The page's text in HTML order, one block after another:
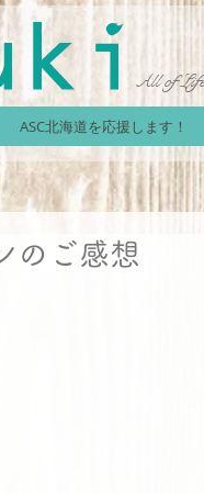
All of
ASC北海道を応援します！
のご感想